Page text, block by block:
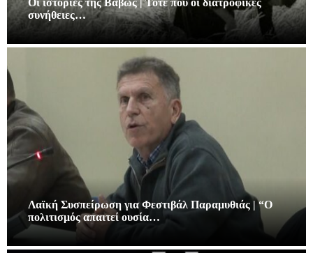
Οι ιστορίες της Βάβως | Τότε που οι διατροφικές
συνήθειες…
Λαϊκή Συσπείρωση για Φεστιβάλ Παραμυθιάς | “Ο
πολιτισμός απαιτεί ουσία…